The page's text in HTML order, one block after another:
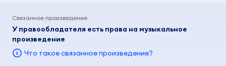
Связанное произведение
У правообладателя есть права на музыкальное
произведение
Что такое связанное произведение?